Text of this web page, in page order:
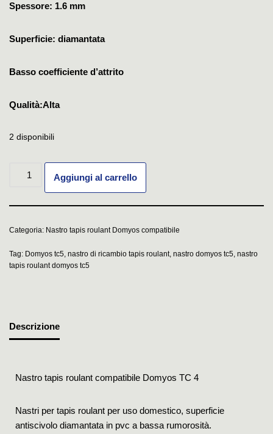
Spessore: 1.6 mm
Superficie: diamantata
Basso coefficiente d’attrito
Qualità:Alta
2 disponibili
Aggiungi al carrello
Categoria: Nastro tapis roulant Domyos compatibile
Tag: Domyos tc5, nastro di ricambio tapis roulant, nastro domyos tc5, nastro
tapis roulant domyos tc5
Descrizione
Nastro tapis roulant compatibile Domyos TC 4
Nastri per tapis roulant per uso domestico, superficie
antiscivolo diamantata in pvc a bassa rumorosità.